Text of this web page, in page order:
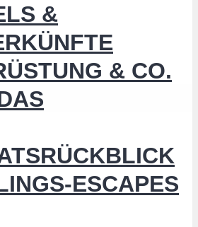
&
& CO.
ESCAPES